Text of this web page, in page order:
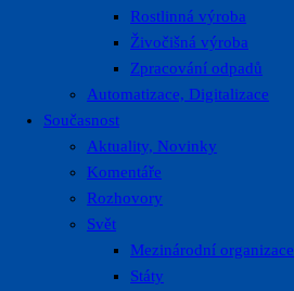
Rostlinná výroba
Živočišná výroba
Zpracování odpadů
Automatizace, Digitalizace
Současnost
Aktuality, Novinky
Komentáře
Rozhovory
Svět
Mezinárodní organizace
Státy